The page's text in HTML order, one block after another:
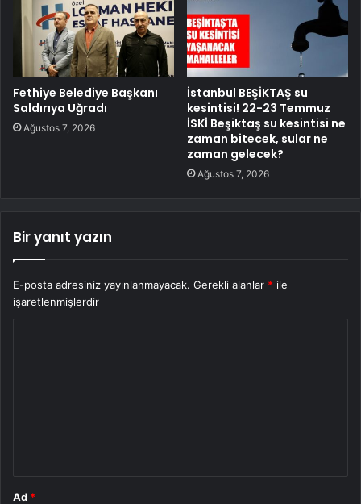
Fethiye Belediye Başkanı
Saldırıya Uğradı
Ağustos 7, 2026
İstanbul BEŞİKTAŞ su
kesintisi! 22-23 Temmuz
İSKİ Beşiktaş su kesintisi ne
zaman bitecek, sular ne
zaman gelecek?
Ağustos 7, 2026
Bir yanıt yazın
E-posta adresiniz yayınlanmayacak. Gerekli alanlar * ile
işaretlenmişlerdir
Ad *